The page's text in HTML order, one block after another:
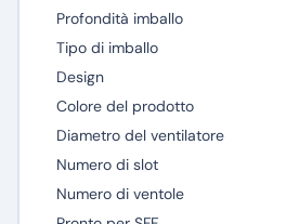
Profondità imballo
Tipo di imballo
Design
Colore del prodotto
Diametro del ventilatore
Numero di slot
Numero di ventole